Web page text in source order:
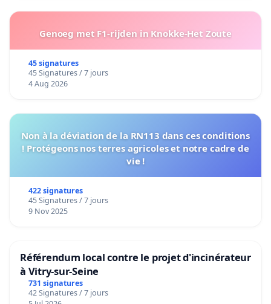
Genoeg met F1-rijden in Knokke-Het Zoute
45 signatures
45 Signatures / 7 jours
4 Aug 2026
Non à la déviation de la RN113 dans ces conditions
! Protégeons nos terres agricoles et notre cadre de
vie !
422 signatures
45 Signatures / 7 jours
9 Nov 2025
Référendum local contre le projet d'incinérateur
à Vitry-sur-Seine
731 signatures
42 Signatures / 7 jours